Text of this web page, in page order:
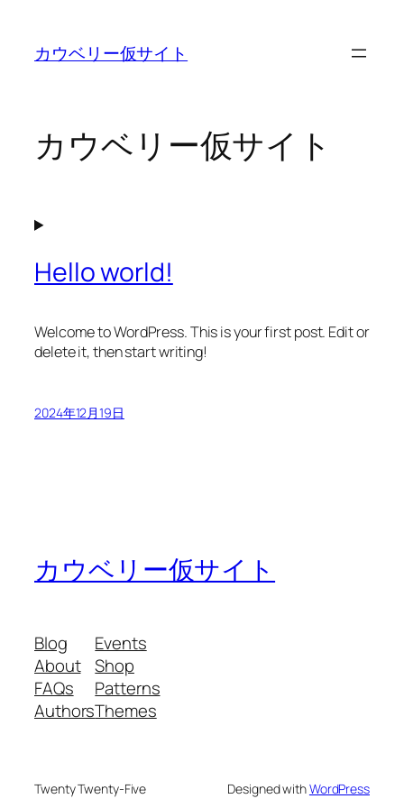
カウベリー仮サイト
カウベリー仮サイト
Hello world!
Welcome to WordPress. This is your first post. Edit or
delete it, then start writing!
2024年12月19日
カウベリー仮サイト
Blog
About
FAQs
Authors
Events
Shop
Patterns
Themes
Twenty Twenty-Five Designed withWordPress